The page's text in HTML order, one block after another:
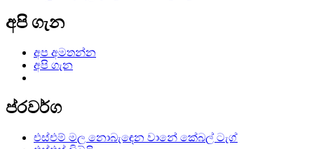
අපි ගැන
අප අමතන්න
අපි ගැන
ප්රවර්ග
එස්එම් මල නොබැඳෙන වානේ කේබල් ටැග්